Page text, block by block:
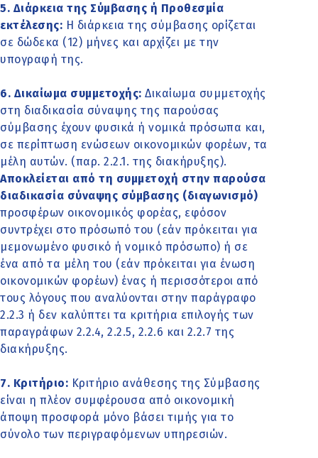
5. Διάρκεια της Σύμβασης ή Προθεσμία
εκτέλεσης: Η διάρκεια της σύμβασης ορίζεται
σε δώδεκα (12) μήνες και αρχίζει με την
υπογραφή της.
6. Δικαίωμα συμμετοχής: Δικαίωμα συμμετοχής
στη διαδικασία σύναψης της παρούσας
σύμβασης έχουν φυσικά ή νομικά πρόσωπα και,
σε περίπτωση ενώσεων οικονομικών φορέων, τα
μέλη αυτών. (παρ. 2.2.1. της διακήρυξης).
Αποκλείεται από τη συμμετοχή στην παρούσα
διαδικασία σύναψης σύμβασης (διαγωνισμό)
προσφέρων οικονομικός φορέας, εφόσον
συντρέχει στο πρόσωπό του (εάν πρόκειται για
μεμονωμένο φυσικό ή νομικό πρόσωπο) ή σε
ένα από τα μέλη του (εάν πρόκειται για ένωση
οικονομικών φορέων) ένας ή περισσότεροι από
τους λόγους που αναλύονται στην παράγραφο
2.2.3 ή δεν καλύπτει τα κριτήρια επιλογής των
παραγράφων 2.2.4, 2.2.5, 2.2.6 και 2.2.7 της
διακήρυξης.
7. Κριτήριο: Κριτήριο ανάθεσης της Σύμβασης
είναι η πλέον συμφέρουσα από οικονομική
άποψη προσφορά μόνο βάσει τιμής για το
σύνολο των περιγραφόμενων υπηρεσιών.